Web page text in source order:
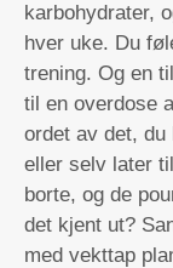
karbohydrater,
hver uke. Du
trening. Og en
til en overdose
ordet av det, du
eller selv later
borte, og de
det kjent ut?
med vekttap